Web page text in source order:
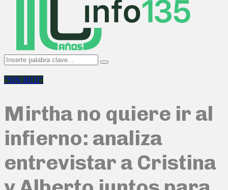
Search
for:
Search
"SIN RED"
Mirtha no quiere ir al
infierno: analiza
entrevistar a Cristina